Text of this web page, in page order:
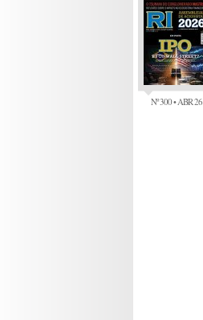
Nº 300 • ABR 26